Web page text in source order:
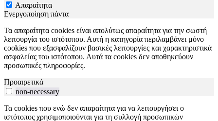
Απαραίτητα
Ενεργοποίηση πάντα
Τα απαραίτητα cookies είναι απολύτως απαραίτητα για την σωστή
λειτουργία του ιστότοπου. Αυτή η κατηγορία περιλαμβάνει μόνο
cookies που εξασφαλίζουν βασικές λειτουργίες και χαρακτηριστικά
ασφαλείας του ιστότοπου. Αυτά τα cookies δεν αποθηκεύουν
προσωπικές πληροφορίες.
Προαιρετικά
non-necessary
Τα cookies που ενώ δεν απαραίτητα για να λειτουργήσει ο
ιστότοπος χρησιμοποιούνται για τη συλλογή προσωπικών